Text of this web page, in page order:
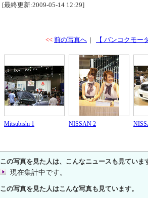
[最終更新:2009-05-14 12:29]
<< 前の写真へ | 【 バンコクモー
Mitsubishi 1 NISSAN 2
この写真を見た人は、こんなニュースも見ていま
現在集計中です。
この写真を見た人はこんな写真も見ています。